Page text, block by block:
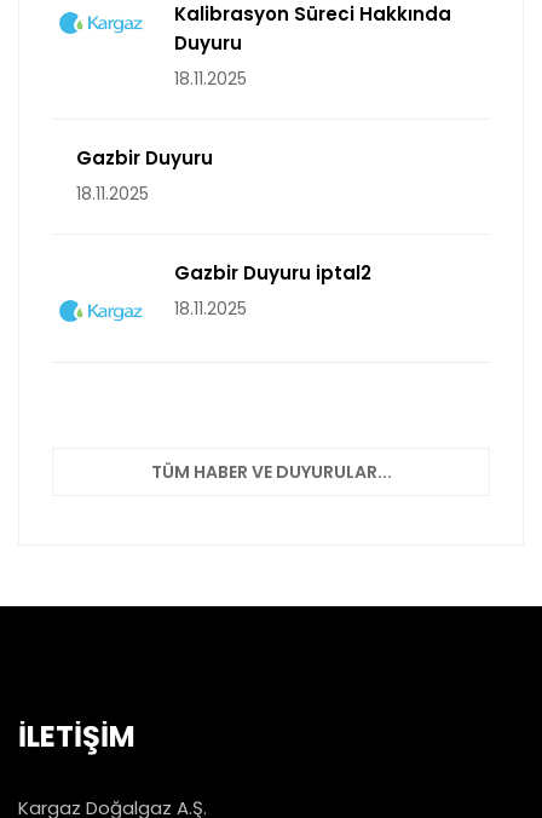
Kalibrasyon Süreci Hakkında
Duyuru
18.11.2025
Gazbir Duyuru
18.11.2025
Gazbir Duyuru iptal2
18.11.2025
TÜM HABER VE DUYURULAR...
İLETİŞİM
Kargaz Doğalgaz A.Ş.